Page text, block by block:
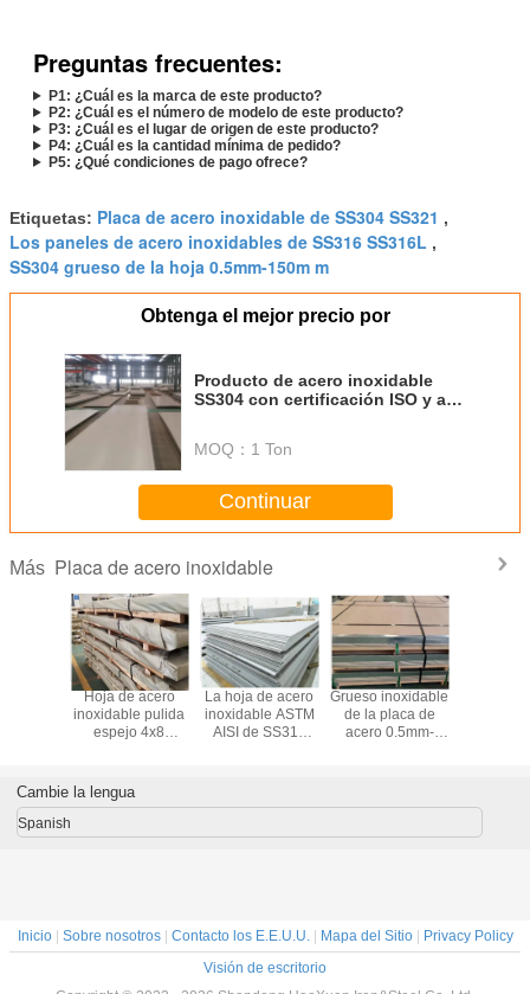
Preguntas frecuentes:
P1: ¿Cuál es la marca de este producto?
P2: ¿Cuál es el número de modelo de este producto?
P3: ¿Cuál es el lugar de origen de este producto?
P4: ¿Cuál es la cantidad mínima de pedido?
P5: ¿Qué condiciones de pago ofrece?
Etiquetas: Placa de acero inoxidable de SS304 SS321 ,
Los paneles de acero inoxidables de SS316 SS316L ,
SS304 grueso de la hoja 0.5mm-150m m
Obtenga el mejor precio por
Producto de acero inoxidable
SS304 con certificación ISO y alta
MOQ： 1 Ton
Continuar
Más Placa de acero inoxidable
de los
HL
Hoja de acero
inoxidable pulida
espejo 4x8
La hoja de acero
inoxidable ASTM
AISI de SS316
Grueso inoxidable
de la placa de
acero 0.5mm-
Cambie la lengua
Spanish
Inicio| Sobre nosotros| Contacto los E.E.U.U.| Mapa del Sitio| Privacy Policy
Visión de escritorio